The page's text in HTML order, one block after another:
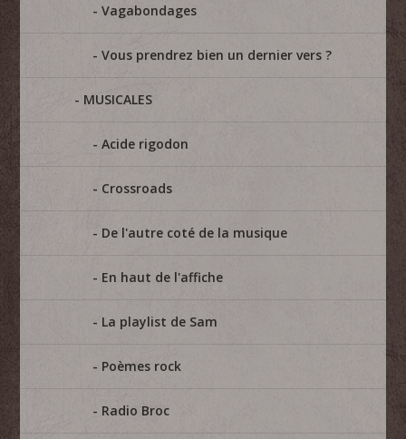
Vagabondages
Vous prendrez bien un dernier vers ?
MUSICALES
Acide rigodon
Crossroads
De l'autre coté de la musique
En haut de l'affiche
La playlist de Sam
Poèmes rock
Radio Broc